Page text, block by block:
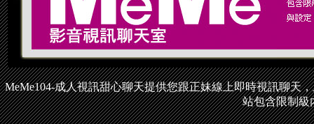
MeMe104-成人視訊甜心聊天提供您跟正妹線上即時視訊聊天
站包含限制級